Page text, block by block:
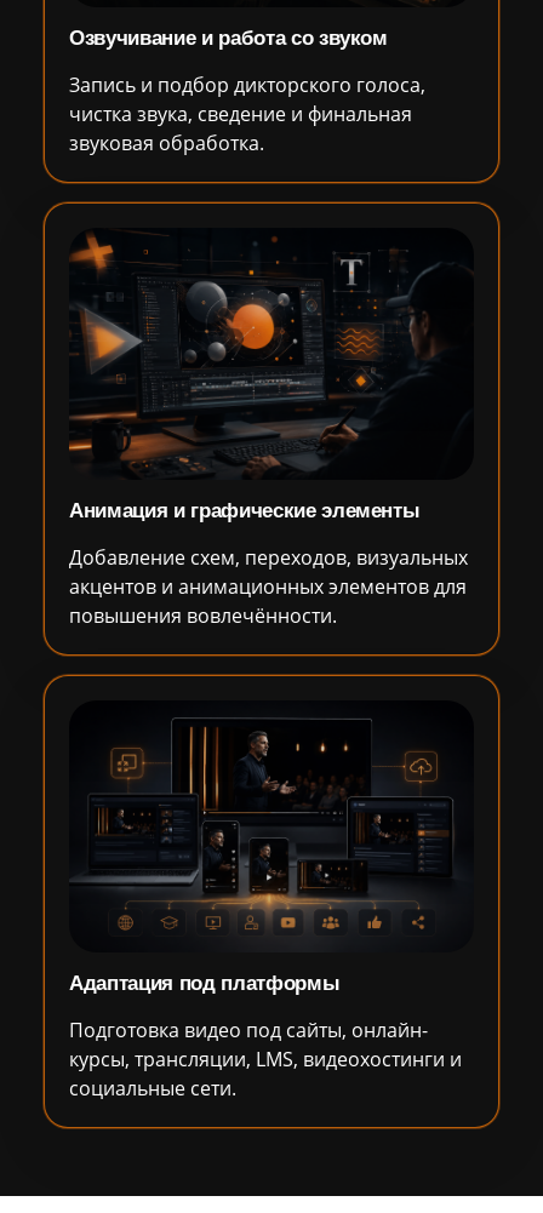
Озвучивание и работа со звуком
Запись и подбор дикторского голоса,
чистка звука, сведение и финальная
звуковая обработка.
Анимация и графические элементы
Добавление схем, переходов, визуальных
акцентов и анимационных элементов для
повышения вовлечённости.
Адаптация под платформы
Подготовка видео под сайты, онлайн-
курсы, трансляции, LMS, видеохостинги и
социальные сети.